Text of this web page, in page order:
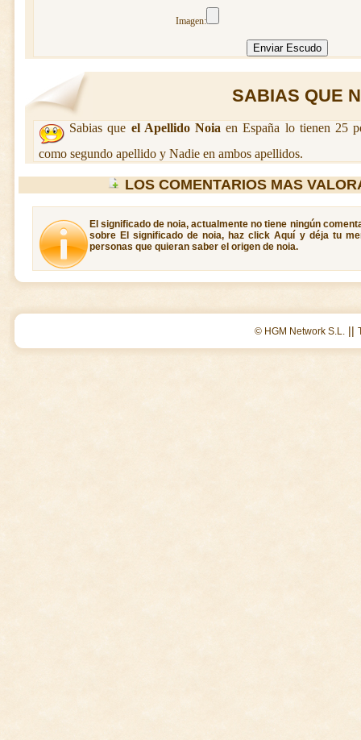
Imagen:
SABIAS QUE
Sabias que el Apellido Noia en España lo tienen 25
como segundo apellido y Nadie en ambos apellidos.
LOS COMENTARIOS MAS
El significado de noia, actualmente no tiene ningún
sobre El significado de noia, haz click Aquí y déja tu
personas que quieran saber el origen de noia.
© HGM Network S.L. ||